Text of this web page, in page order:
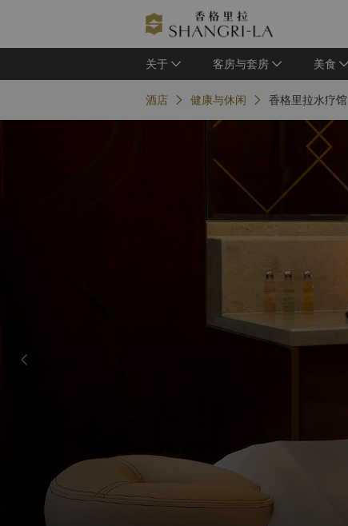
关于 客房与套房 美食
酒店 健康与休闲 香格里拉水疗馆